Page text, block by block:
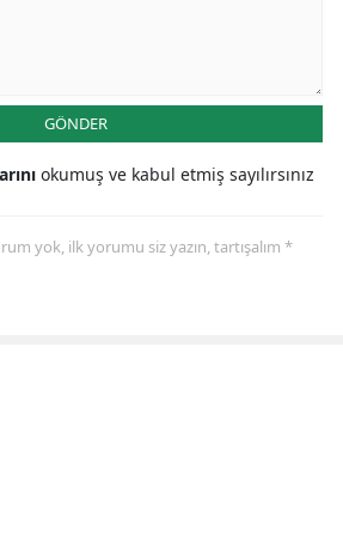
GÖNDER
okumuş ve kabul etmiş sayılırsınız
yok, ilk yorumu siz yazın, tartışalım *